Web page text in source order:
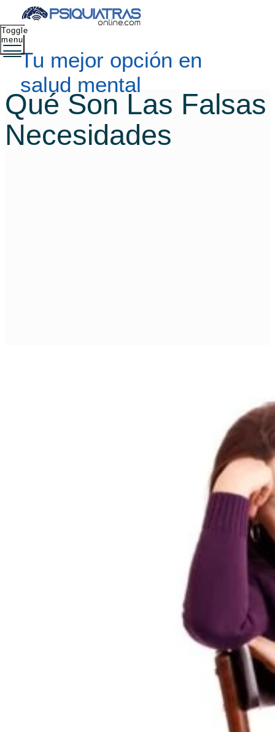
Tu mejor opción en
salud mental
Toggle
menu
Qué Son Las Falsas
Necesidades